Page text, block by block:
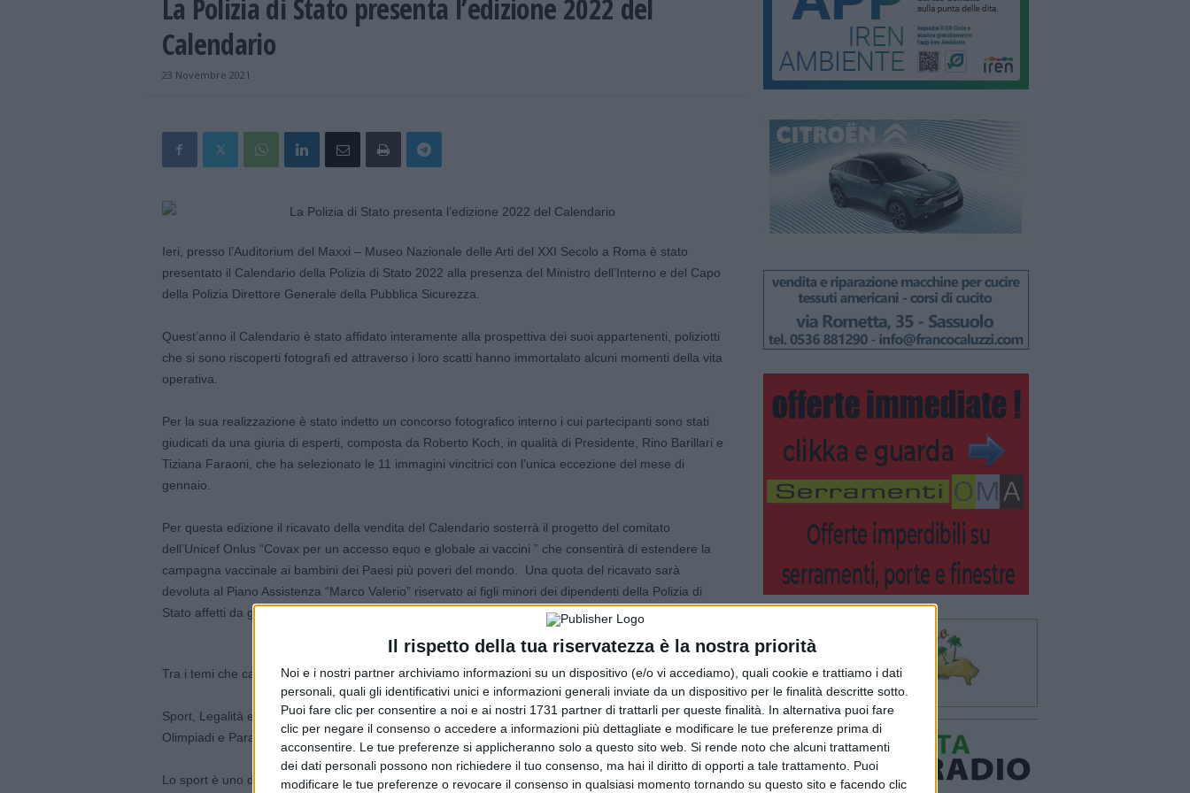
Il rispetto della tua riservatezza è la nostra priorità
Noi e i nostri partner archiviamo informazioni su un dispositivo (e/o vi accediamo), quali cookie e trattiamo i dati
personali, quali gli identificativi unici e informazioni generali inviate da un dispositivo per le finalità descritte sotto.
Puoi fare clic per consentire a noi e ai nostri 1731 partner di trattarli per queste finalità. In alternativa puoi fare
clic per negare il consenso o accedere a informazioni più dettagliate e modificare le tue preferenze prima di
acconsentire. Le tue preferenze si applicheranno solo a questo sito web. Si rende noto che alcuni trattamenti
dei dati personali possono non richiedere il tuo consenso, ma hai il diritto di opporti a tale trattamento. Puoi
modificare le tue preferenze o revocare il consenso in qualsiasi momento tornando su questo sito e facendo clic
La Polizia di Stato presenta l’edizione 2022 del
Calendario
23 Novembre 2021
Ieri, presso l’Auditorium del Maxxi – Museo Nazionale delle Arti del XXI Secolo a Roma è stato
presentato il Calendario della Polizia di Stato 2022 alla presenza del Ministro dell’Interno e del Capo
della Polizia Direttore Generale della Pubblica Sicurezza.
Quest’anno il Calendario è stato affidato interamente alla prospettiva dei suoi appartenenti, poliziotti
che si sono riscoperti fotografi ed attraverso i loro scatti hanno immortalato alcuni momenti della vita
operativa.
Per la sua realizzazione è stato indetto un concorso fotografico interno i cui partecipanti sono stati
giudicati da una giuria di esperti, composta da Roberto Koch, in qualità di Presidente, Rino Barillari e
Tiziana Faraoni, che ha selezionato le 11 immagini vincitrici con l’unica eccezione del mese di
gennaio.
Per questa edizione il ricavato della vendita del Calendario sosterrà il progetto del comitato
dell’Unicef Onlus “Covax per un accesso equo e globale ai vaccini ” che consentirà di estendere la
campagna vaccinale ai bambini dei Paesi più poveri del mondo. Una quota del ricavato sarà
devoluta al Piano Assistenza “Marco Valerio” riservato ai figli minori dei dipendenti della Polizia di
Stato affetti da gravi patologie croniche.
Tra i temi che caratterizzano l’edizione 2022 del Calendario:
Sport, Legalità e Inclusione. Il mese di Gennaio 2022 è dedicato alla premiazione degli alfieri delle
Olimpiadi e Paralimpiadi di Tokyo 2020, Marcel Jacobs e Bebe Vio.
Lo sport è uno degli strumenti con cui la Polizia di Stato diffonde i valori della legalità e dell’inclusione